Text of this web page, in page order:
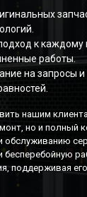
к каждому
работы.
на запросы
нашим
но и полный
обслуживанию
бесперебойную
поддерживая